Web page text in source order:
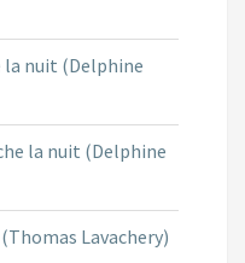
la nuit (Delphine
la nuit (Delphine
Lavachery)